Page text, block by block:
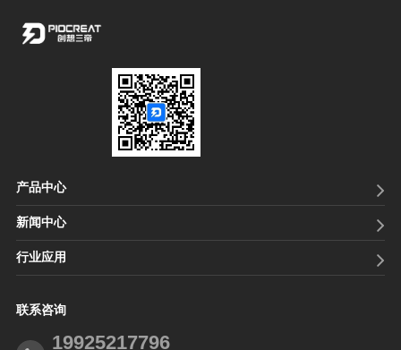
产品中心
新闻中心
行业应用
联系咨询
19925217796